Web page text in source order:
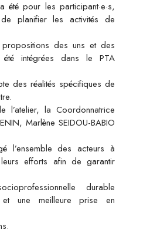
été pour les participant·e·s,
de planifier les activités de
des uns et des
intégrées dans le PTA
des réalités spécifiques de
l’atelier, la Coordonnatrice
Marlène SEIDOU-BABIO
l’ensemble des acteurs à
efforts afin de garantir
durable
une meilleure prise en